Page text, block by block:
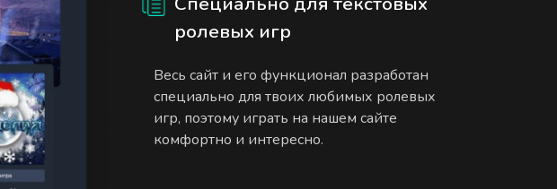
ролевых игр
Весь сайт и его функционал разработан
специально для твоих любимых ролевых
игр, поэтому играть на нашем сайте
комфортно и интересно.